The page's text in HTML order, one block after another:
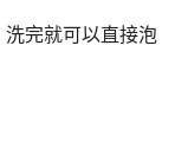
完就可以直接泡